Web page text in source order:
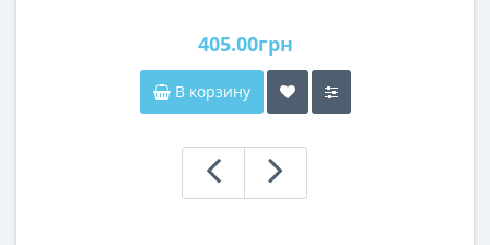
405.00грн
В корзину